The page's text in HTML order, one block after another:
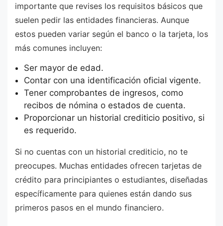
importante que revises los requisitos básicos que
suelen pedir las entidades financieras. Aunque
estos pueden variar según el banco o la tarjeta, los
más comunes incluyen:
Ser mayor de edad.
Contar con una identificación oficial vigente.
Tener comprobantes de ingresos, como
recibos de nómina o estados de cuenta.
Proporcionar un historial crediticio positivo, si
es requerido.
Si no cuentas con un historial crediticio, no te
preocupes. Muchas entidades ofrecen tarjetas de
crédito para principiantes o estudiantes, diseñadas
específicamente para quienes están dando sus
primeros pasos en el mundo financiero.